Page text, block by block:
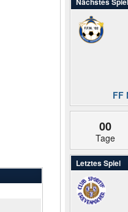
FF
00
Tage
Letztes Spiel